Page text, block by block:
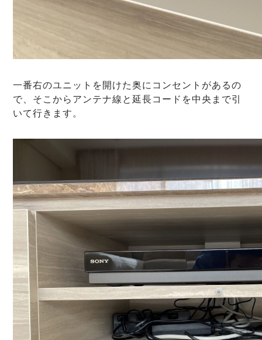
一番右のユニットを開けた奥にコンセントがあるの
で、そこからアンテナ線と延長コードを中央まで引
いて行きます。